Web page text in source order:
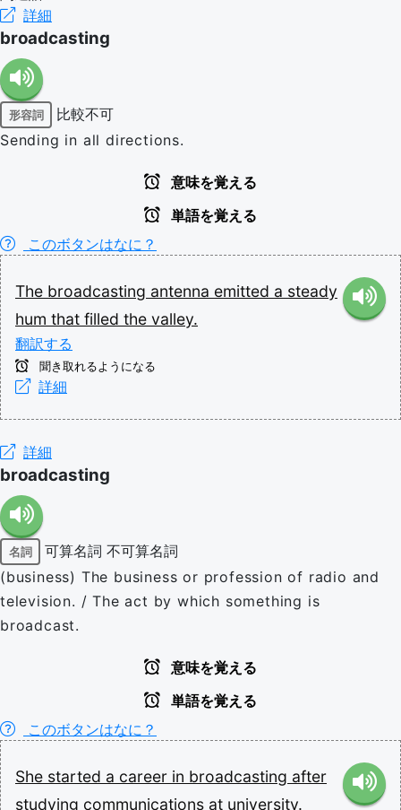
詳細
broadcasting
形容詞
比較不可
Sending in all directions.
意味を覚える
単語を覚える
このボタンはなに？
The broadcasting antenna emitted a steady
hum that filled the valley.
翻訳する
聞き取れるようになる
詳細
詳細
broadcasting
名詞 可算名詞 不可算名詞
(business) The business or profession of radio and
television. / The act by which something is
broadcast.
意味を覚える
単語を覚える
このボタンはなに？
She started a career in broadcasting after
studying communications at university.